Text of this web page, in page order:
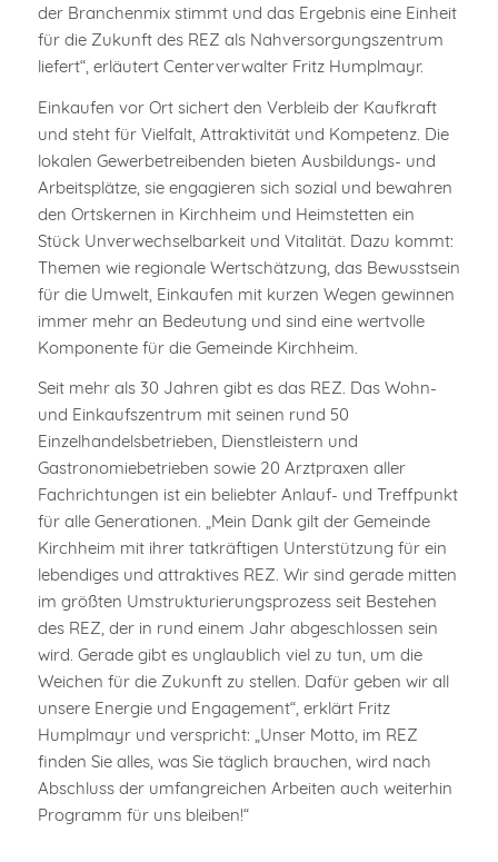
der Branchenmix stimmt und das Ergebnis eine Einheit
für die Zukunft des REZ als Nahversorgungszentrum
liefert“, erläutert Centerverwalter Fritz Humplmayr.
Einkaufen vor Ort sichert den Verbleib der Kaufkraft
und steht für Vielfalt, Attraktivität und Kompetenz. Die
lokalen Gewerbetreibenden bieten Ausbildungs- und
Arbeitsplätze, sie engagieren sich sozial und bewahren
den Ortskernen in Kirchheim und Heimstetten ein
Stück Unverwechselbarkeit und Vitalität. Dazu kommt:
Themen wie regionale Wertschätzung, das Bewusstsein
für die Umwelt, Einkaufen mit kurzen Wegen gewinnen
immer mehr an Bedeutung und sind eine wertvolle
Komponente für die Gemeinde Kirchheim.
Seit mehr als 30 Jahren gibt es das REZ. Das Wohn-
und Einkaufszentrum mit seinen rund 50
Einzelhandelsbetrieben, Dienstleistern und
Gastronomiebetrieben sowie 20 Arztpraxen aller
Fachrichtungen ist ein beliebter Anlauf- und Treffpunkt
für alle Generationen. „Mein Dank gilt der Gemeinde
Kirchheim mit ihrer tatkräftigen Unterstützung für ein
lebendiges und attraktives REZ. Wir sind gerade mitten
im größten Umstrukturierungsprozess seit Bestehen
des REZ, der in rund einem Jahr abgeschlossen sein
wird. Gerade gibt es unglaublich viel zu tun, um die
Weichen für die Zukunft zu stellen. Dafür geben wir all
unsere Energie und Engagement“, erklärt Fritz
Humplmayr und verspricht: „Unser Motto, im REZ
finden Sie alles, was Sie täglich brauchen, wird nach
Abschluss der umfangreichen Arbeiten auch weiterhin
Programm für uns bleiben!“